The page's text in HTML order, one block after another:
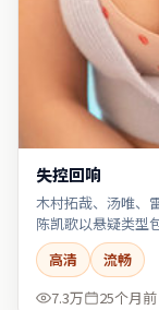
失控回响
木村拓哉、汤唯、
陈凯歌以悬疑类型
高清
流畅
7.3万
25个月前